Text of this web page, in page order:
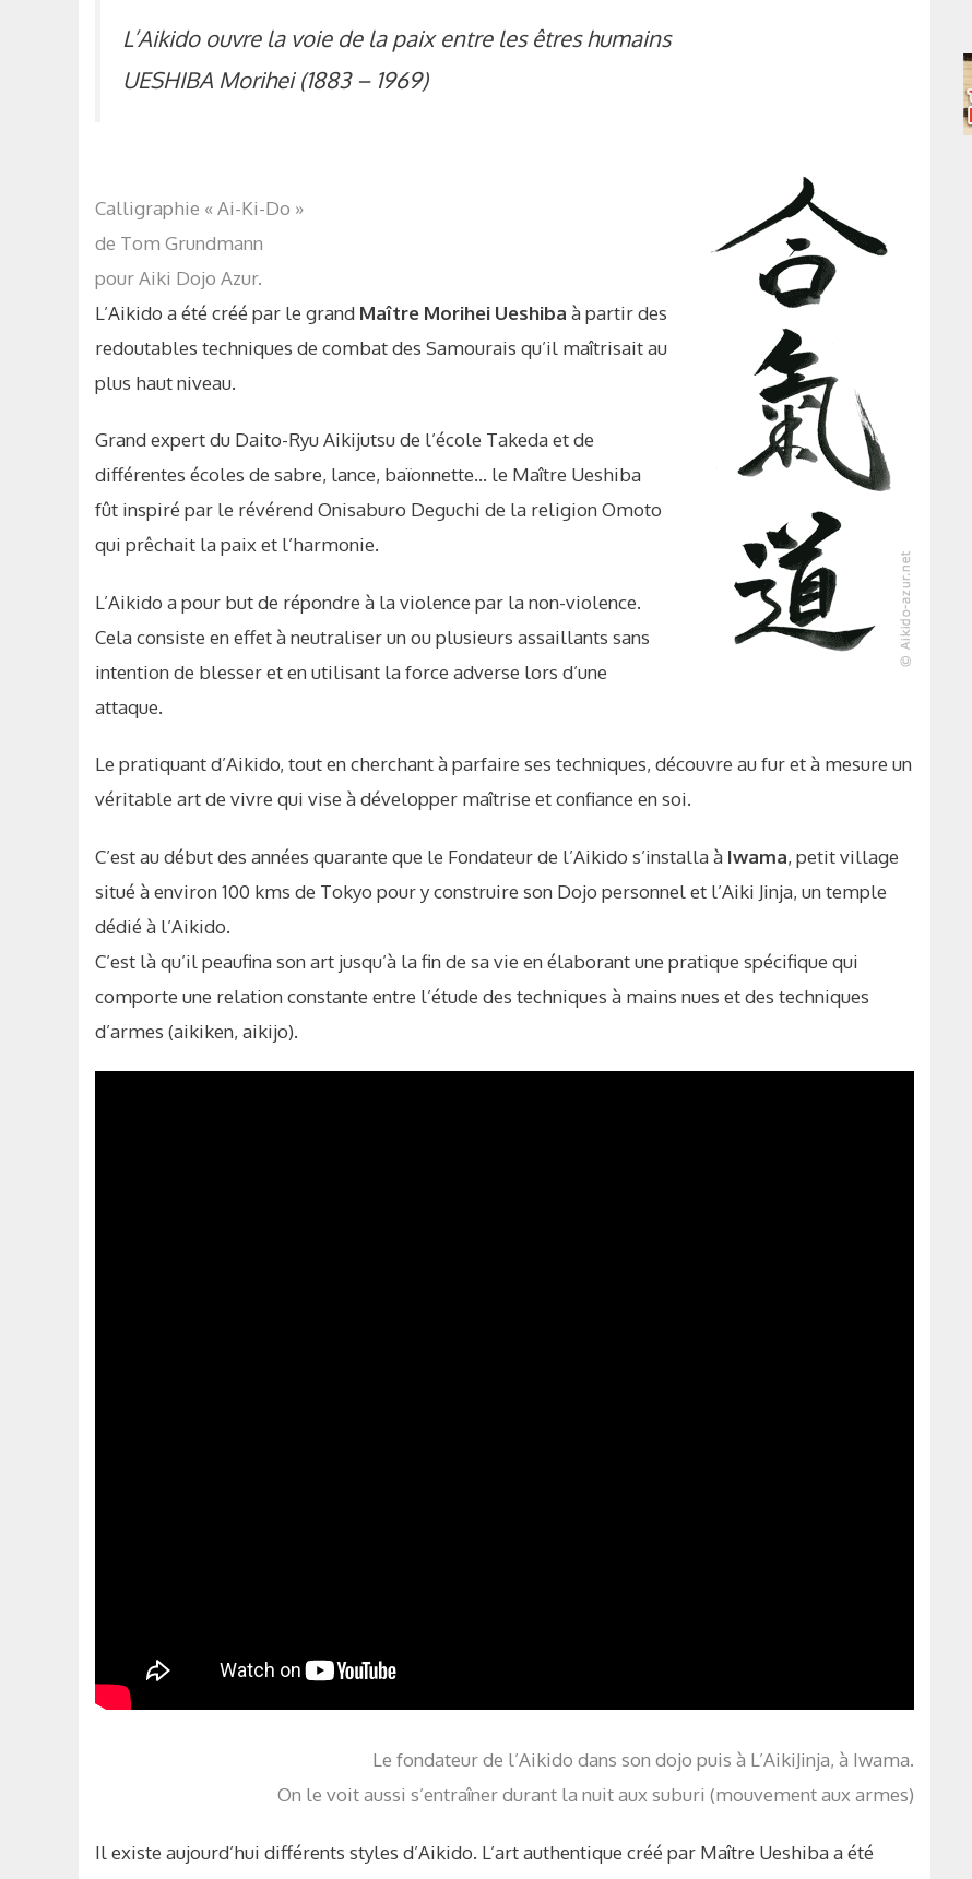
L’Aikido ouvre la voie de la paix entre les êtres humains
UESHIBA Morihei (1883 – 1969)
Calligraphie « Ai-Ki-Do »
de Tom Grundmann
pour Aiki Dojo Azur.
L’Aikido a été créé par le grand Maître Morihei Ueshiba à partir des
redoutables techniques de combat des Samourais qu’il maîtrisait au
plus haut niveau.
Grand expert du Daito-Ryu Aikijutsu de l’école Takeda et de
différentes écoles de sabre, lance, baïonnette… le Maître Ueshiba
fût inspiré par le révérend Onisaburo Deguchi de la religion Omoto
qui prêchait la paix et l’harmonie.
L’Aikido a pour but de répondre à la violence par la non-violence.
Cela consiste en effet à neutraliser un ou plusieurs assaillants sans
intention de blesser et en utilisant la force adverse lors d’une
attaque.
Le pratiquant d’Aikido, tout en cherchant à parfaire ses techniques, découvre au fur et à mesure un
véritable art de vivre qui vise à développer maîtrise et confiance en soi.
C’est au début des années quarante que le Fondateur de l’Aikido s’installa à Iwama, petit village
situé à environ 100 kms de Tokyo pour y construire son Dojo personnel et l’Aiki Jinja, un temple
dédié à l’Aikido.
C’est là qu’il peaufina son art jusqu’à la fin de sa vie en élaborant une pratique spécifique qui
comporte une relation constante entre l’étude des techniques à mains nues et des techniques
d’armes (aikiken, aikijo).
Le fondateur de l’Aikido dans son dojo puis à L’AikiJinja, à Iwama.
On le voit aussi s’entraîner durant la nuit aux suburi (mouvement aux armes)
Il existe aujourd’hui différents styles d’Aikido. L’art authentique créé par Maître Ueshiba a été